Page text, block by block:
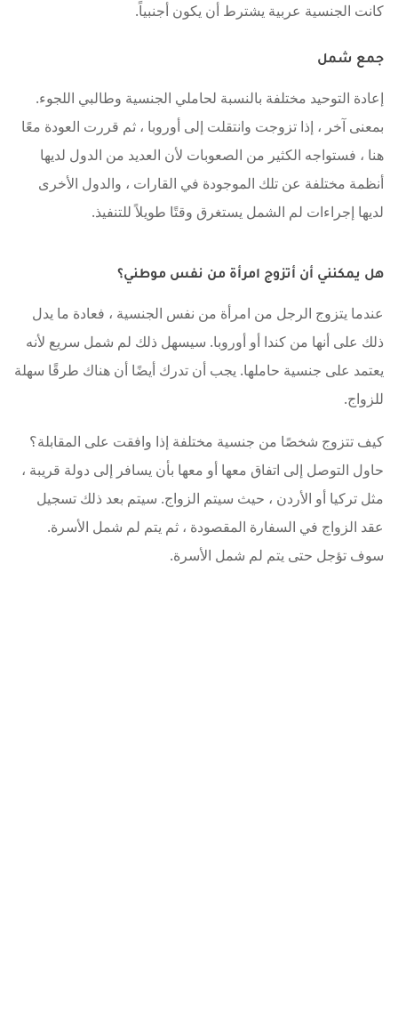
كانت الجنسية عربية يشترط أن يكون أجنبياً.
جمع شمل
إعادة التوحيد مختلفة بالنسبة لحاملي الجنسية وطالبي اللجوء.
بمعنى آخر ، إذا تزوجت وانتقلت إلى أوروبا ، ثم قررت العودة معًا
هنا ، فستواجه الكثير من الصعوبات لأن العديد من الدول لديها
أنظمة مختلفة عن تلك الموجودة في القارات ، والدول الأخرى
لديها إجراءات لم الشمل يستغرق وقتًا طويلاً للتنفيذ.
هل يمكنني أن أتزوج امرأة من نفس موطني؟
عندما يتزوج الرجل من امرأة من نفس الجنسية ، فعادة ما يدل
ذلك على أنها من كندا أو أوروبا. سيسهل ذلك لم شمل سريع لأنه
يعتمد على جنسية حاملها. يجب أن تدرك أيضًا أن هناك طرقًا سهلة
للزواج.
كيف تتزوج شخصًا من جنسية مختلفة إذا وافقت على المقابلة؟
حاول التوصل إلى اتفاق معها أو معها بأن يسافر إلى دولة قريبة ،
مثل تركيا أو الأردن ، حيث سيتم الزواج. سيتم بعد ذلك تسجيل
عقد الزواج في السفارة المقصودة ، ثم يتم لم شمل الأسرة.
سوف تؤجل حتى يتم لم شمل الأسرة.